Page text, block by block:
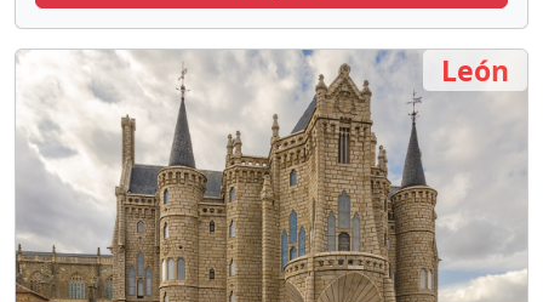
León